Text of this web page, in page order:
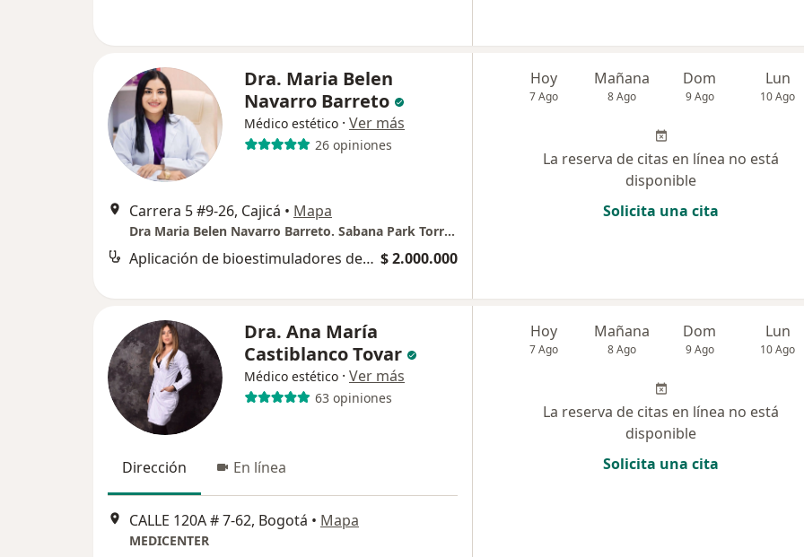
Dra. Maria Belen
Navarro Barreto
Médico estético · Ver más
26 opiniones
Carrera 5 #9-26, Cajicá • Mapa
Dra Maria Belen Navarro Barreto. Sabana Park Torre 2, Cons 506
Aplicación de bioestimuladores de colágeno $ 2.000.000
Hoy
7 Ago
Mañana
8 Ago
Dom
9 Ago
Lun
10 Ago
La reserva de citas en línea no está
disponible
Solicita una cita
Dra. Ana María
Castiblanco Tovar
Médico estético · Ver más
63 opiniones
Dirección En línea
CALLE 120A # 7-62, Bogotá • Mapa
MEDICENTER
Hoy
7 Ago
Mañana
8 Ago
Dom
9 Ago
Lun
10 Ago
La reserva de citas en línea no está
disponible
Solicita una cita